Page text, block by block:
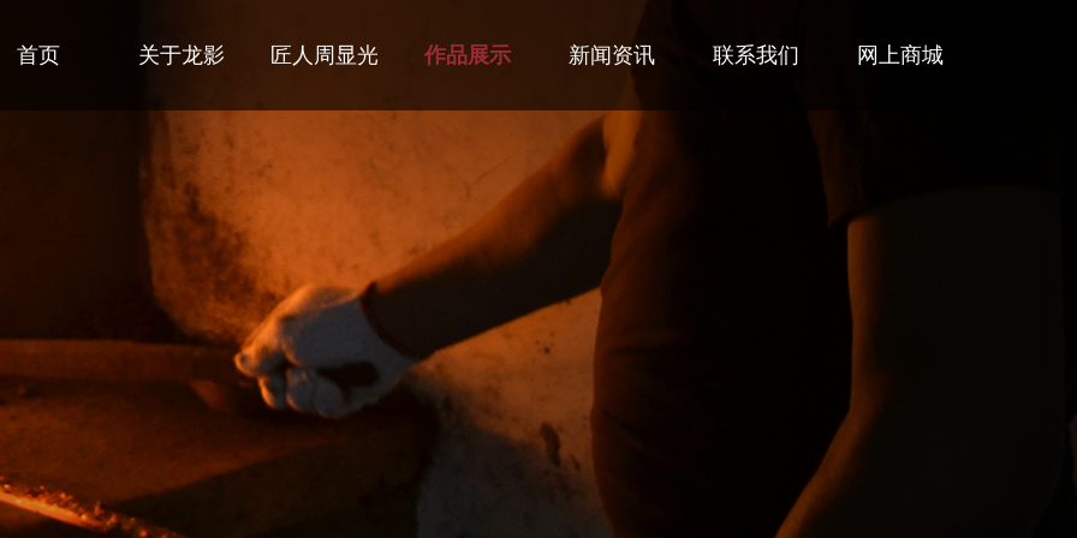
首页 关于龙影 匠人周显光 作品展示 新闻资讯 联系我们 网上商城